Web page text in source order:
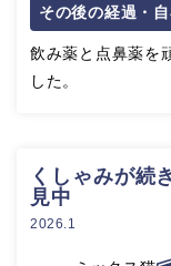
その後の経過・
飲み薬と点鼻薬を
した。
くしゃみが続
見中
2026.1